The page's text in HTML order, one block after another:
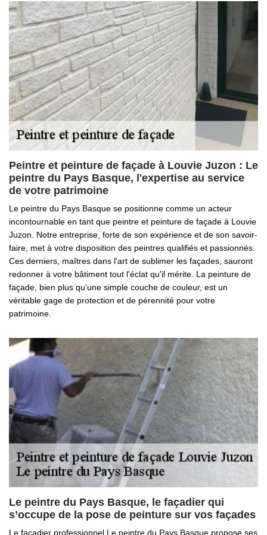
Peintre et peinture de façade à Louvie Juzon : Le
peintre du Pays Basque, l'expertise au service
de votre patrimoine
Le peintre du Pays Basque se positionne comme un acteur
incontournable en tant que peintre et peinture de façade à Louvie
Juzon. Notre entreprise, forte de son expérience et de son savoir-
faire, met à votre disposition des peintres qualifiés et passionnés.
Ces derniers, maîtres dans l'art de sublimer les façades, sauront
redonner à votre bâtiment tout l'éclat qu'il mérite. La peinture de
façade, bien plus qu'une simple couche de couleur, est un
véritable gage de protection et de pérennité pour votre
patrimoine.
Le peintre du Pays Basque, le façadier qui
s’occupe de la pose de peinture sur vos façades
Le façadier professionnel Le peintre du Pays Basque propose ses